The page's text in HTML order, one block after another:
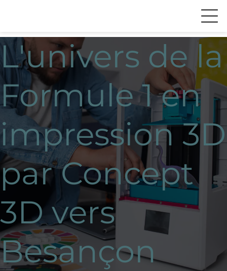
L'univers de la
Formule 1 en
impression 3D
par Concept
3D vers
Besançon